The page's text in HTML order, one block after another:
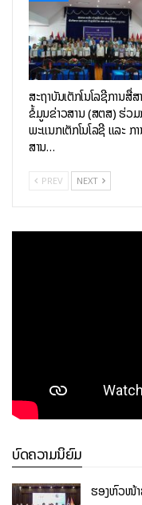
ສະຖາບັນເຕັກໂນໂລຊີການສື່ສ
ຂໍ້ມູນຂ່າວສານ (ສຕສ) ຮ່ວ
ພະແນກເຕັກໂນໂລຊີ ແລະ ກ
ສານ…
PREV NEXT
ບົດຄວາມນິຍົມ
ຮອງຫົວໜ້າ